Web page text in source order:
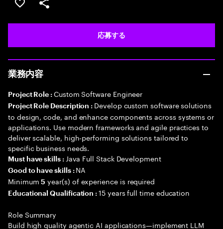
ポジションを保存する 【首都圏エリア】契約社員（給
シェア
応募する
業務内容
Project Role : Custom Software Engineer
Project Role Description : Develop custom software solutions
to design, code, and enhance components across systems or
applications. Use modern frameworks and agile practices to
deliver scalable, high-performing solutions tailored to
specific business needs.
Must have skills : Java Full Stack Development
Good to have skills : NA
Minimum5 year(s) of experience is required
Educational Qualification :15 years full time education
Role Summary
Build high quality agentic AI applications—implement LLM